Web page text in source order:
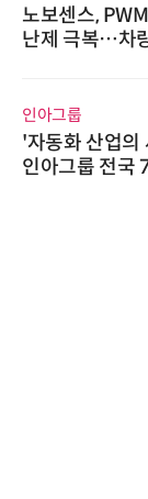
노보센스,
난제 극복…차
인아그룹
'자동화 산업
인아그룹 전국